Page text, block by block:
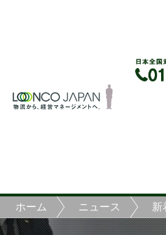
ホーム ニュース 新